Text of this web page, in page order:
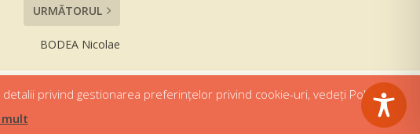
URMĂTORUL
BODEA Nicolae
privind gestionarea preferințelor privind cookie-uri, vedeți Politica de